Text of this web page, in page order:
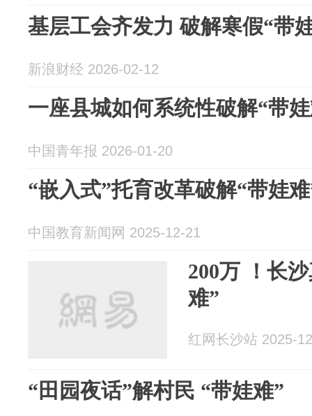
基层工会齐发力 破解寒假“带
新浪财经 2026-02-12
一座县城如何系统性破解“带
中国青年报 2026-01-20
“嵌入式”托育改革破解“带娃
中国教育新闻网 2025-12-21
200万 ！长
难”
红网长沙站 2025-
“田园夜话”解村民 “带娃难”